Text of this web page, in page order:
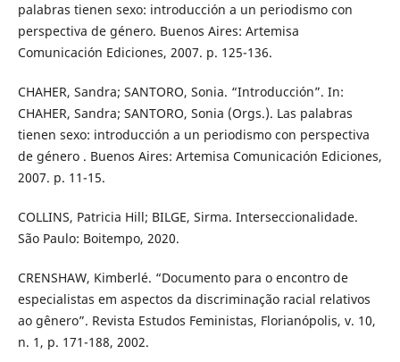
palabras tienen sexo: introducción a un periodismo con
perspectiva de género. Buenos Aires: Artemisa
Comunicación Ediciones, 2007. p. 125-136.
CHAHER, Sandra; SANTORO, Sonia. “Introducción”. In:
CHAHER, Sandra; SANTORO, Sonia (Orgs.). Las palabras
tienen sexo: introducción a un periodismo con perspectiva
de género . Buenos Aires: Artemisa Comunicación Ediciones,
2007. p. 11-15.
COLLINS, Patricia Hill; BILGE, Sirma. Interseccionalidade.
São Paulo: Boitempo, 2020.
CRENSHAW, Kimberlé. “Documento para o encontro de
especialistas em aspectos da discriminação racial relativos
ao gênero”. Revista Estudos Feministas, Florianópolis, v. 10,
n. 1, p. 171-188, 2002.